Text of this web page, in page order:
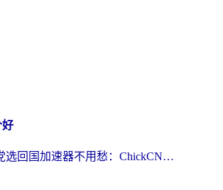
好
海外党选回国加速器不用愁：ChickCN和洞见哪个好？一篇搞定所有疑问